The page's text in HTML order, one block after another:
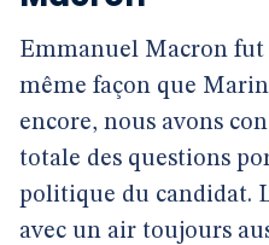
Emmanuel Macron
même façon que
encore, nous avons
totale des questions
politique du candidat.
avec un air toujours